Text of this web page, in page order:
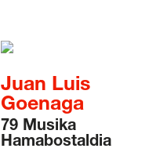
Juan Luis
Goenaga
79 Musika
Hamabostaldia